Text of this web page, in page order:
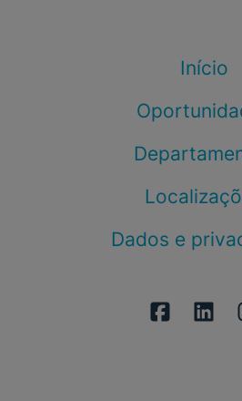
Início
Dados e